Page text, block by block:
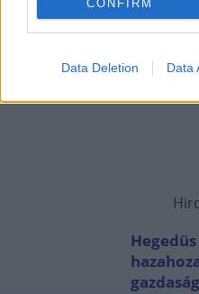
CONFIRM
Data Deletion Data